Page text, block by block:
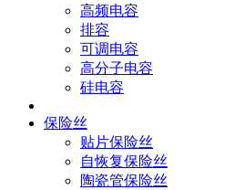
高频电容
排容
可调电容
高分子电容
硅电容
保险丝
贴片保险丝
自恢复保险丝
陶瓷管保险丝